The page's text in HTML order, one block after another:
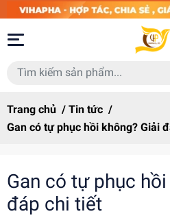
Trang chủ / Tin tức /
Gan có tự phục hồi không? Giải
Gan có tự phục
đáp chi tiết